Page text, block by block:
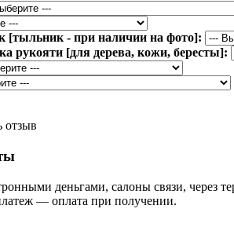
[тыльник - при наличии на фото]:
рукояти [для дерева, кожи, бересты]:
отзыв
деньгами, салоны связи, через
— оплата при получении.